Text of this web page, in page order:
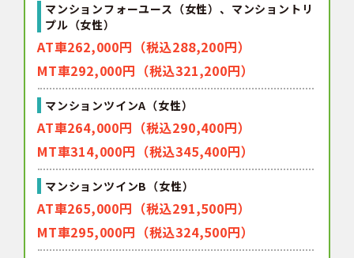
マンションフォーユース（女性）、マンショントリ
プル（女性）
AT車262,000円（税込288,200円）
MT車292,000円（税込321,200円）
マンションツインA（女性）
AT車264,000円（税込290,400円）
MT車314,000円（税込345,400円）
マンションツインB（女性）
AT車265,000円（税込291,500円）
MT車295,000円（税込324,500円）